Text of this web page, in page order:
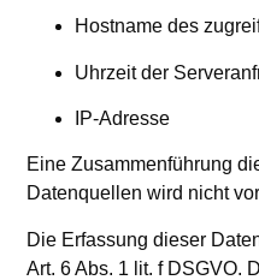
Hostname des
Uhrzeit der
IP-Adresse
Eine Zusammenführung
Datenquellen wird nicht
Die Erfassung dieser
Art. 6 Abs. 1 lit. f DSGVO.